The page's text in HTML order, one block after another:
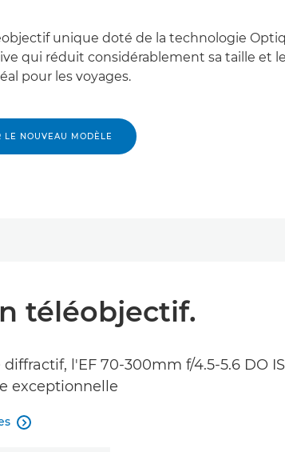
unique doté de la technologie
qui réduit considérablement sa taille et le
pour les voyages.
LE NOUVEAU MODÈLE
téléobjectif.
l'EF 70-300mm f/4.5-5.6 DO
exceptionnelle
